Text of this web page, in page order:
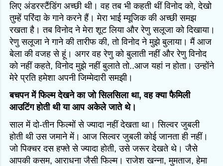
लिए अंडरस्टैंडिंग अच्छी थी। वह तब भी कहती थीं विनोद को, देखो
तुम्हें परिंदा के गाने करने हैं। मेरा भाई म्यूजिक की अच्छी समझ
रखता है। तब विनोद ने मेरा शूट लिया और रेणु सलूजा को दिखाया।
रेणु सलूजा ने गाने की तारीफ की, तो विनोद ने मुझे बुलाया। मैं आज
बेला की वजह से हूं। अगर वह रेणु को बुलाती नहीं और रेणु विनोद
को नहीं कहते, विनोद मुझे नहीं बुलाते तो..आज यहां न होता। उन्होंने
मेरे प्रति हमेशा अपनी जिम्मेदारी समझी।
बचपन में फिल्म देखने का जो सिलसिला था, वह क्या फैमिली
आउटिंग होती थी या आप अकेले जाते थे।
साल में दो-तीन फिल्मों से ज्यादा नहीं देखता था। सिल्वर जुबली
होती थी उस जमाने में। आज सिल्वर जुबली कोई जानता ही नहीं।
जो पिक्चर दस हफ्ते से ज्यादा होती, उसे जरूर देखते थे। जैसे
आपकी कसम, आराधना जैसी फिल्म। राजेश खन्ना, मुमताज, हेमा